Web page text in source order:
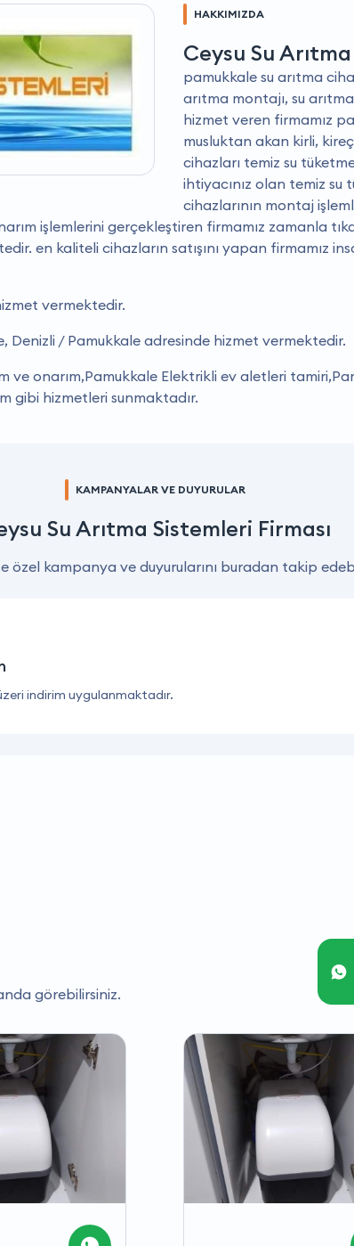
HAKKIMIZDA
Ceysu Su
pamukkale su arıtma
arıtma montajı, su
hizmet veren firmamız
musluktan akan kirli,
cihazları temiz su
ihtiyacınız olan temiz su
cihazlarının montaj
işlemlerini gerçekleştiren firmamız zamanla
en kaliteli cihazların satışını yapan firmamız
vermektedir.
Denizli / Pamukkale adresinde hizmet vermektedir.
ve onarım,Pamukkale Elektrikli ev aletleri
gibi hizmetleri sunmaktadır.
KAMPANYALAR VE DUYURULAR
Su Arıtma Sistemleri Firması
özel kampanya ve duyurularını buradan takip
indirim uygulanmaktadır.
görebilirsiniz.